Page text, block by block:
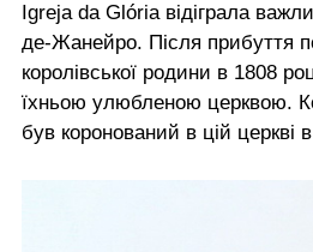
Igreja da Glória відіграла
де-Жанейро. Після прибуття
королівської родини в 1808
їхньою улюбленою церквою.
був коронований в цій церкві